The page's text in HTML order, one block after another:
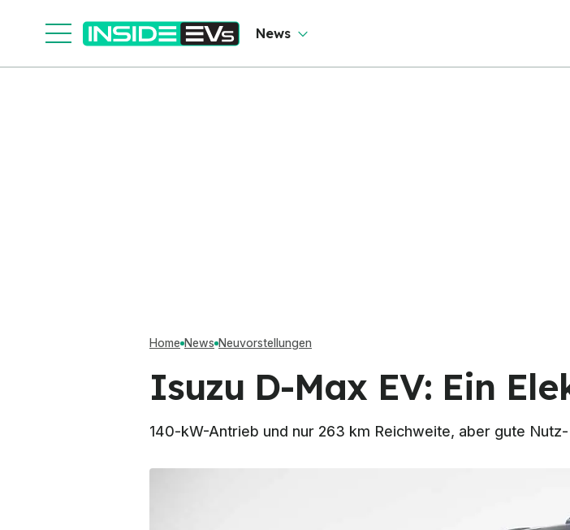
News
Home News Neuvorstellungen
Isuzu D-Max EV: Ein
140-kW-Antrieb und nur 263 km Reichweite, aber gute